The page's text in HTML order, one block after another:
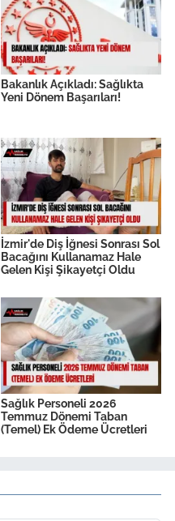
Bakanlık Açıkladı: Sağlıkta
Yeni Dönem Başarıları!
İzmir'de Diş İğnesi Sonrası Sol
Bacağını Kullanamaz Hale
Gelen Kişi Şikayetçi Oldu
Sağlık Personeli 2026
Temmuz Dönemi Taban
(Temel) Ek Ödeme Ücretleri